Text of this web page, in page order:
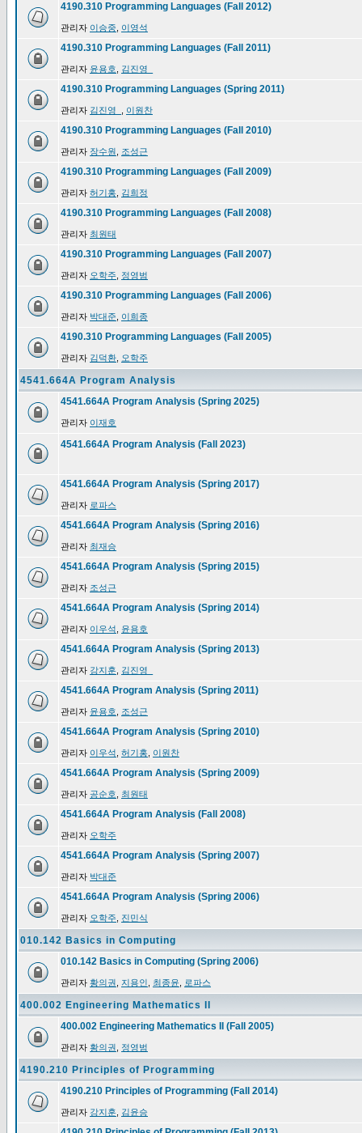
4190.310 Programming Languages (Fall 2012)
관리자 이승중 이영석
4190.310 Programming Languages (Fall 2011)
관리자 윤용호 김진영_
4190.310 Programming Languages (Spring 2011)
관리자 김진영_ 이원찬
4190.310 Programming Languages (Fall 2010)
관리자 장수원 조성근
4190.310 Programming Languages (Fall 2009)
관리자 허기홍 김희정
4190.310 Programming Languages (Fall 2008)
관리자 최원태
4190.310 Programming Languages (Fall 2007)
관리자 오학주 정영범
4190.310 Programming Languages (Fall 2006)
관리자 박대준 이희종
4190.310 Programming Languages (Fall 2005)
관리자 김덕환 오학주
4541.664A Program Analysis
4541.664A Program Analysis (Spring 2025)
관리자 이재호
4541.664A Program Analysis (Fall 2023)
4541.664A Program Analysis (Spring 2017)
관리자 로파스
4541.664A Program Analysis (Spring 2016)
관리자 최재승
4541.664A Program Analysis (Spring 2015)
관리자 조성근
4541.664A Program Analysis (Spring 2014)
관리자 이우석 윤용호
4541.664A Program Analysis (Spring 2013)
관리자 강지훈 김진영_
4541.664A Program Analysis (Spring 2011)
관리자 윤용호 조성근
4541.664A Program Analysis (Spring 2010)
관리자 이우석 허기홍 이원찬
4541.664A Program Analysis (Spring 2009)
관리자 공순호 최원태
4541.664A Program Analysis (Fall 2008)
관리자 오학주
4541.664A Program Analysis (Spring 2007)
관리자 박대준
4541.664A Program Analysis (Spring 2006)
관리자 오학주 진민식
010.142 Basics in Computing
010.142 Basics in Computing (Spring 2006)
관리자 황의권 지용인 최종윤 로파스
400.002 Engineering Mathematics II
400.002 Engineering Mathematics II (Fall 2005)
관리자 황의권 정영범
4190.210 Principles of Programming
4190.210 Principles of Programming (Fall 2014)
관리자 강지훈 김윤승